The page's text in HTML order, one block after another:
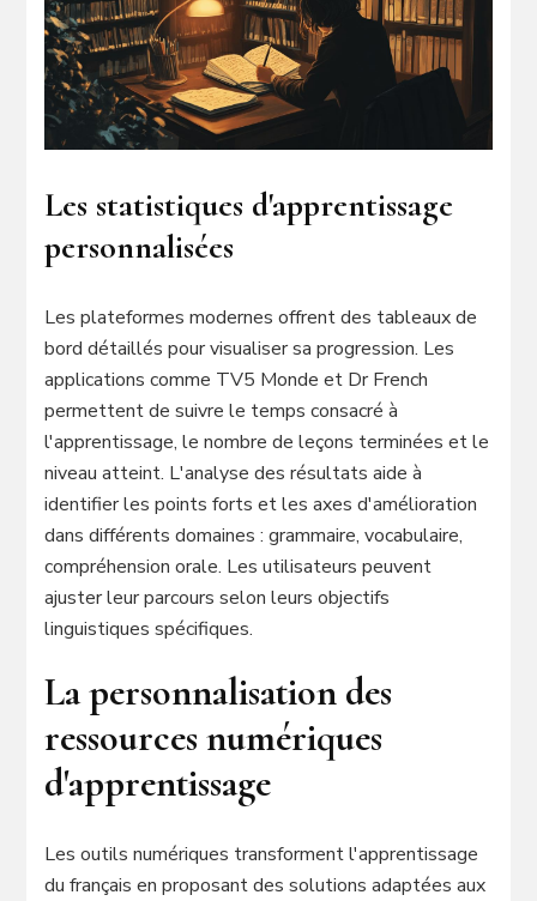
Les statistiques d'apprentissage
personnalisées
Les plateformes modernes offrent des tableaux de
bord détaillés pour visualiser sa progression. Les
applications comme TV5 Monde et Dr French
permettent de suivre le temps consacré à
l'apprentissage, le nombre de leçons terminées et le
niveau atteint. L'analyse des résultats aide à
identifier les points forts et les axes d'amélioration
dans différents domaines : grammaire, vocabulaire,
compréhension orale. Les utilisateurs peuvent
ajuster leur parcours selon leurs objectifs
linguistiques spécifiques.
La personnalisation des
ressources numériques
d'apprentissage
Les outils numériques transforment l'apprentissage
du français en proposant des solutions adaptées aux